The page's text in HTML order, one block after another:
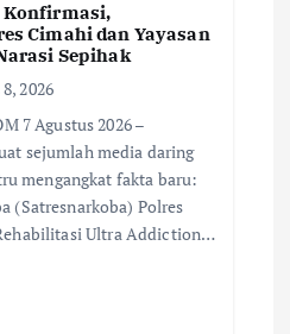
Konfirmasi,
Cimahi dan Yayasan
Sepihak
2026
7 Agustus 2026 –
sejumlah media daring
mengangkat fakta baru:
(Satresnarkoba) Polres
Ultra Addiction…